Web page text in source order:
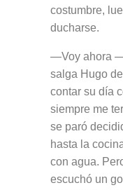
costumbre,
ducharse.
—Voy ahora
salga Hugo
contar su día
siempre me
se paró
hasta la
con agua.
escuchó un